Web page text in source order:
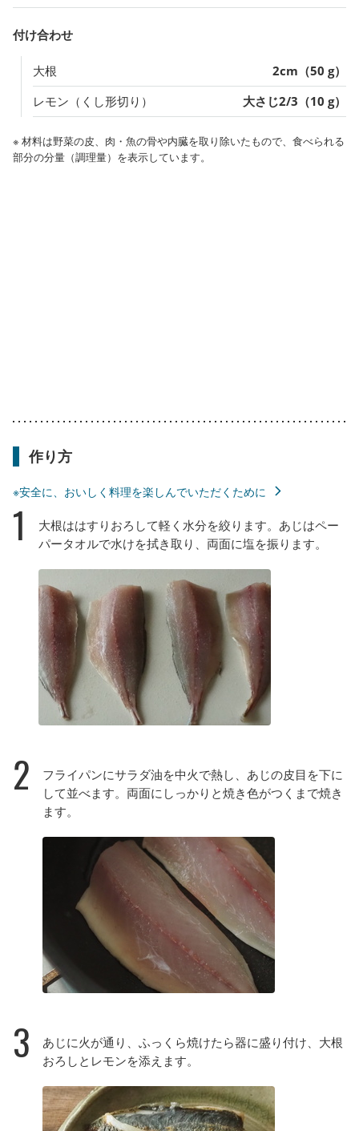
付け合わせ
大根
2cm（50 g）
レモン（くし形切り）
大さじ2/3（10 g）
※ 材料は野菜の皮、肉・魚の骨や内臓を取り除いたもので、食べられる
部分の分量（調理量）を表示しています。
作り方
※安全に、おいしく料理を楽しんでいただくために
1
大根ははすりおろして軽く水分を絞ります。あじはペー
パータオルで水けを拭き取り、両面に塩を振ります。
2
フライパンにサラダ油を中火で熱し、あじの皮目を下に
して並べます。両面にしっかりと焼き色がつくまで焼き
ます。
3
あじに火が通り、ふっくら焼けたら器に盛り付け、大根
おろしとレモンを添えます。